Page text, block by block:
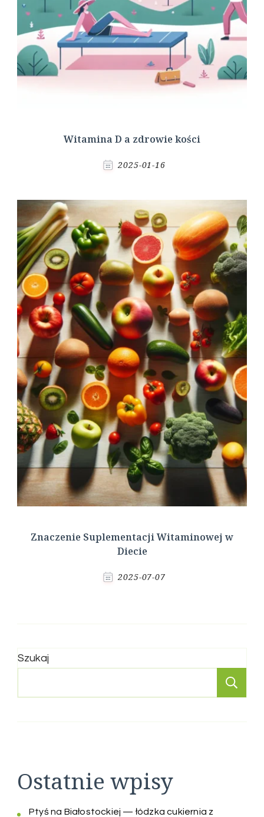
Witamina D a zdrowie kości
2025-01-16
Znaczenie Suplementacji Witaminowej w
Diecie
2025-07-07
Szukaj
Ostatnie wpisy
Ptyś na Białostockiej — łódzka cukiernia z